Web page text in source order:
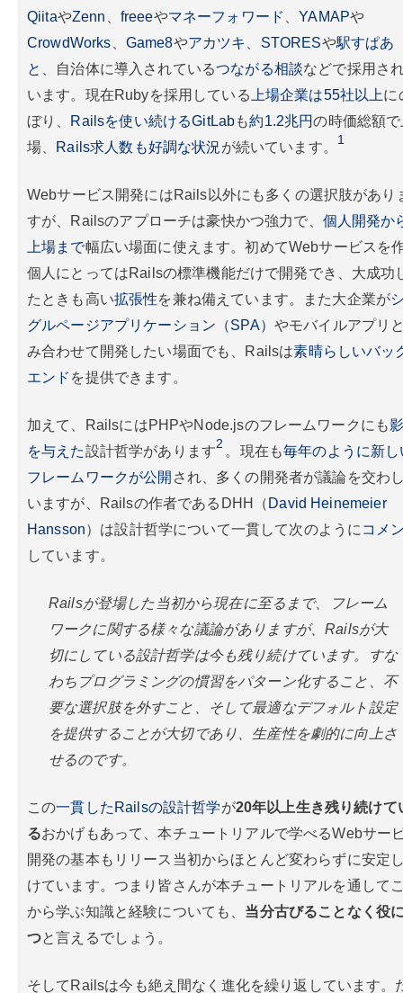
QiitaやZenn freeeやマネーフォワード 、YAMAPや
CrowdWorks
Game8やアカツキ STORESや駅すぱあ
と
、自治体に導入されているつながる相談などで採用さ
います。現在Rubyを採用している 上場企業は55社以上に
ぼり、 Railsを使い続けるGitLabも約1.2兆円の時価総額
場、 Rails求人数も好調な状況が続いています。 1
Webサービス開発にはRails以外にも多くの選択肢があり
すが、Railsのアプローチは豪快かつ強力で、 個人開発か
上場まで幅広い場面に使えます。初めてWebサービスを
個人にとってはRailsの標準機能だけで開発でき、大成功
たときも高い拡張性を兼ね備えています。また大企業が
グルページアプリケーション（SPA） やモバイルアプリ
み合わせて開発したい場面でも、Railsは素晴らしいバッ
エンド を提供できます。
加えて、RailsにはPHPやNode.jsのフレームワークにも
を与えた設計哲学があります2 。現在も毎年のように新し
フレームワークが公開 され、多くの開発者が議論を交わ
いますが、Railsの作者であるDHH（ David Heinemeier
Hansson）は設計哲学について一貫して次のように コメ
しています。
Railsが登場した当初から現在に至るまで、フレーム
ワークに関する様々な議論がありますが、Railsが大
切にしている設計哲学は今も残り続けています。すな
わちプログラミングの慣習をパターン化すること、不
要な選択肢を外すこと、そして最適なデフォルト設定
を提供することが大切であり、生産性を劇的に向上さ
せるのです。
この一貫したRailsの設計哲学が20年以上生き残り続けて
るおかげもあって、本チュートリアルで学べるWebサー
開発の基本もリリース当初からほとんど変わらずに安定
けています。つまり皆さんが本チュートリアルを通して
から学ぶ知識と経験についても、 当分古びることなく役
つと言えるでしょう。
そしてRailsは今も絶え間なく進化を繰り返しています。